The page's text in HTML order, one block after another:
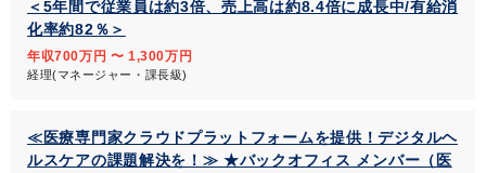
＜5年間で従業員は約3倍、売上高は約8.4倍に成長中/有給消
化率約82％＞
年収700万円 〜 1,300万円
経理(マネージャー・課長級)
≪医療専門家クラウドプラットフォームを提供！デジタルヘ
ルスケアの課題解決を！≫ ★バックオフィス メンバー（医